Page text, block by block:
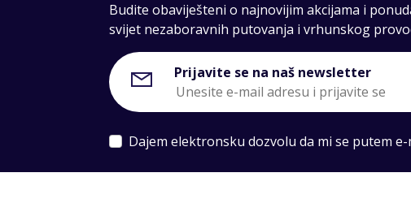
Budite obaviješteni o najnovijim akcijama i
svijet nezaboravnih putovanja i vrhunskog
Prijavite se na naš newsletter
Dajem elektronsku dozvolu da mi se putem